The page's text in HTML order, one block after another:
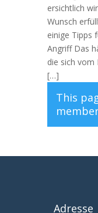
ersichtlich
Wunsch
einige Tipps
Angriff Das
die sich vom
[…]
This
Adresse